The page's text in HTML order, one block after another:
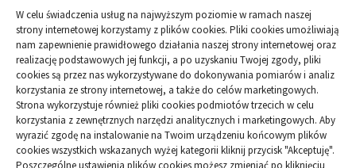
W celu świadczenia usług na najwyższym poziomie w ramach naszej
strony internetowej korzystamy z plików cookies. Pliki cookies umożliwiają
nam zapewnienie prawidłowego działania naszej strony internetowej oraz
realizację podstawowych jej funkcji, a po uzyskaniu Twojej zgody, pliki
cookies są przez nas wykorzystywane do dokonywania pomiarów i analiz
korzystania ze strony internetowej, a także do celów marketingowych.
Strona wykorzystuje również pliki cookies podmiotów trzecich w celu
korzystania z zewnętrznych narzędzi analitycznych i marketingowych. Aby
wyrazić zgodę na instalowanie na Twoim urządzeniu końcowym plików
cookies wszystkich wskazanych wyżej kategorii kliknij przycisk "Akceptuję".
Poszczególne ustawienia plików cookies możesz zmieniać po kliknięciu
Budowa
Dom
Ogród
Przemysł